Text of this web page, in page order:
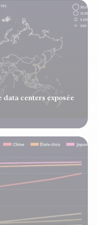
data centers exposée